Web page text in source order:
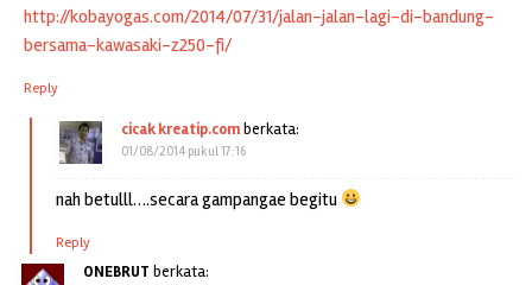
http://kobayogas.com/2014/07/31/jalan-jalan-lagi-di-bandung-
bersama-kawasaki-z250-fi/
Reply
cicak kreatip.comberkata:
01/08/2014 pukul 17:16
nah betulll….secara gampangae begitu
Reply
ONEBRUT berkata: